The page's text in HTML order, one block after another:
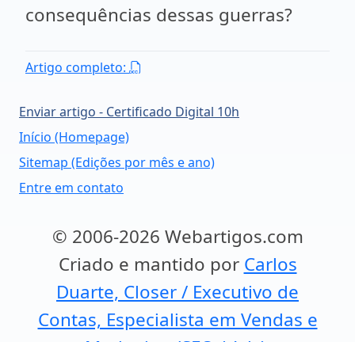
consequências dessas guerras?
Artigo completo:
Enviar artigo - Certificado Digital 10h
Início (Homepage)
Sitemap (Edições por mês e ano)
Entre em contato
© 2006-2026 Webartigos.com
Criado e mantido por Carlos
Duarte, Closer / Executivo de
Contas, Especialista em Vendas e